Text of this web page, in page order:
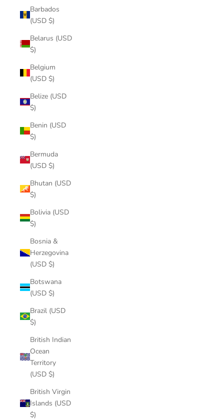
Barbados
(USD $)
Belarus (USD
$)
Belgium
(USD $)
Belize (USD
$)
Benin (USD
$)
Bermuda
(USD $)
Bhutan (USD
$)
Bolivia (USD
$)
Bosnia &
Herzegovina
(USD $)
Botswana
(USD $)
Brazil (USD
$)
British Indian
Ocean
Territory
(USD $)
British Virgin
Islands (USD
$)